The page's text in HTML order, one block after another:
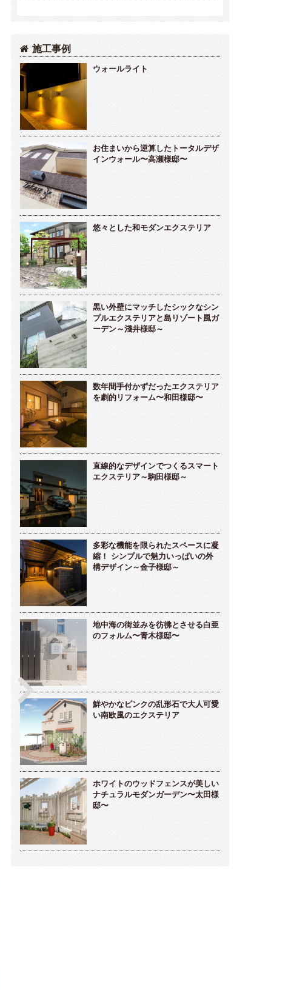
二つの世代を繋ぐ、やわらかな曲線と美しい
緑溢れる庭 ～島村様邸～
施工事例
ウォールライト
お住まいから逆算したトータルデザ
インウォール〜高瀬様邸〜
悠々とした和モダンエクステリア
黒い外壁にマッチしたシックなシン
プルエクステリアと島リゾート風ガ
ーデン～淺井様邸～
数年間手付かずだったエクステリア
を劇的リフォーム〜和田様邸〜
直線的なデザインでつくるスマート
エクステリア～駒田様邸～
多彩な機能を限られたスペースに凝
縮！ シンプルで魅力いっぱいの外
構デザイン～金子様邸～
地中海の街並みを彷彿とさせる白亜
のフォルム〜青木様邸〜
鮮やかなピンクの乱形石で大人可愛
い南欧風のエクステリア
ホワイトのウッドフェンスが美しい
ナチュラルモダンガーデン〜太田様
邸〜